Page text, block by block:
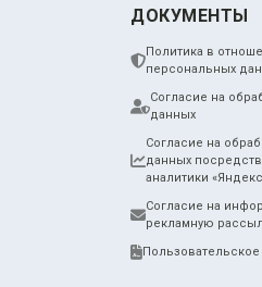
ДОКУМЕНТЫ
Политика в
персональных
Согласие на
данных
Согласие на
данных
аналитики
Согласие на
рекламную